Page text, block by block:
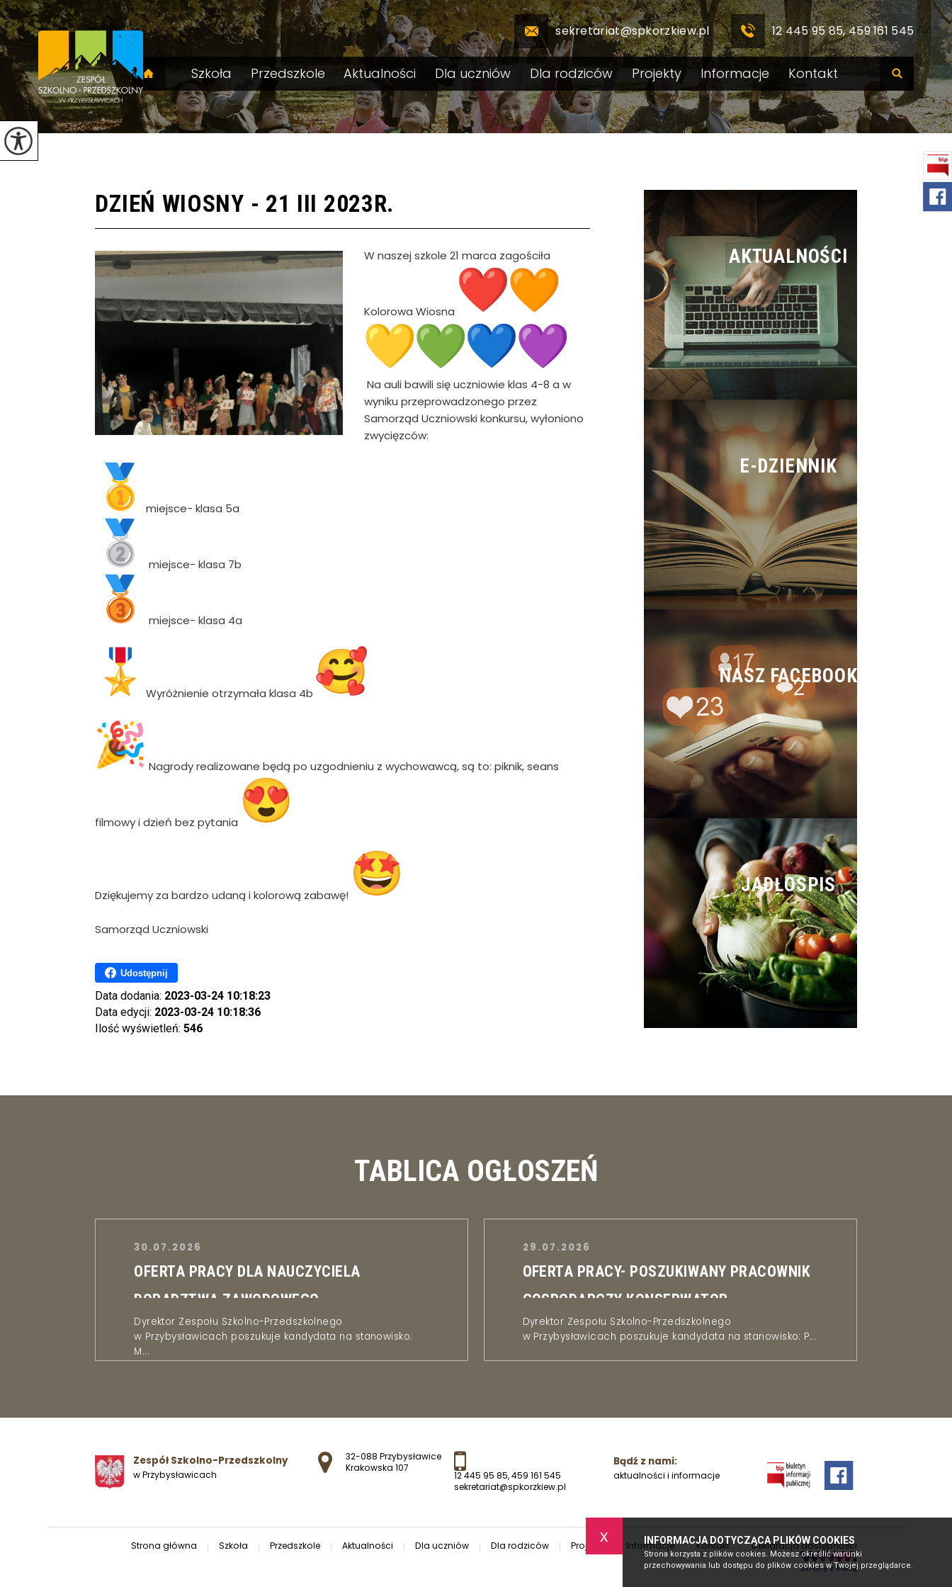
x INFORMACJA DOTYCZĄCA PLIKÓW COOKIES
Strona korzysta z plików cookies. Możesz określić warunki
przechowywania lub dostępu do plików cookies w Twojej przeglądarce.
sekretariat@spkorzkiew.pl 12 445 95 85, 459 161 545
Szkoła Przedszkole Aktualności Dla uczniów Dla rodziców Projekty Informacje Kontakt
DZIEŃ WIOSNY - 21 III 2023R.
W naszej szkole 21 marca zagościła
Kolorowa Wiosna
Na auli bawili się uczniowie klas 4-8 a w
wyniku przeprowadzonego przez
Samorząd Uczniowski konkursu, wyłoniono
zwycięzców:
miejsce- klasa 5a
miejsce- klasa 7b
miejsce- klasa 4a
Wyróżnienie otrzymała klasa 4b
Nagrody realizowane będą po uzgodnieniu z wychowawcą, są to: piknik, seans
filmowy i dzień bez pytania
Dziękujemy za bardzo udaną i kolorową zabawę!
Samorząd Uczniowski
Udostępnij
Data dodania: 2023-03-24 10:18:23
Data edycji: 2023-03-24 10:18:36
Ilość wyświetleń:546
AKTUALNOŚCI
E-DZIENNIK
NASZ FACEBOOK
JADŁOSPIS
TABLICA OGŁOSZEŃ
30.07.2026
OFERTA PRACY DLA NAUCZYCIELA
DORADZTWA ZAWODOWEGO
Dyrektor Zespołu Szkolno-Przedszkolnego
w Przybysławicach poszukuje kandydata na stanowisko:
M...
29.07.2026
OFERTA PRACY- POSZUKIWANY PRACOWNIK
GOSPODARCZY-KONSERWATOR
Dyrektor Zespołu Szkolno-Przedszkolnego
w Przybysławicach poszukuje kandydata na stanowisko: P...
Zespół Szkolno-Przedszkolny
w Przybysławicach
Adres pocztowy:
32-088 Przybysławice
Krakowska 107
12 445 95 85,459 161 545
sekretariat@spkorzkiew.pl
Bądź z nami:
aktualności i informacje
Strona główna Szkoła Przedszkole Aktualności Dla uczniów Dla rodziców Projekty Informacje Kontakt Deklaracja dostępności